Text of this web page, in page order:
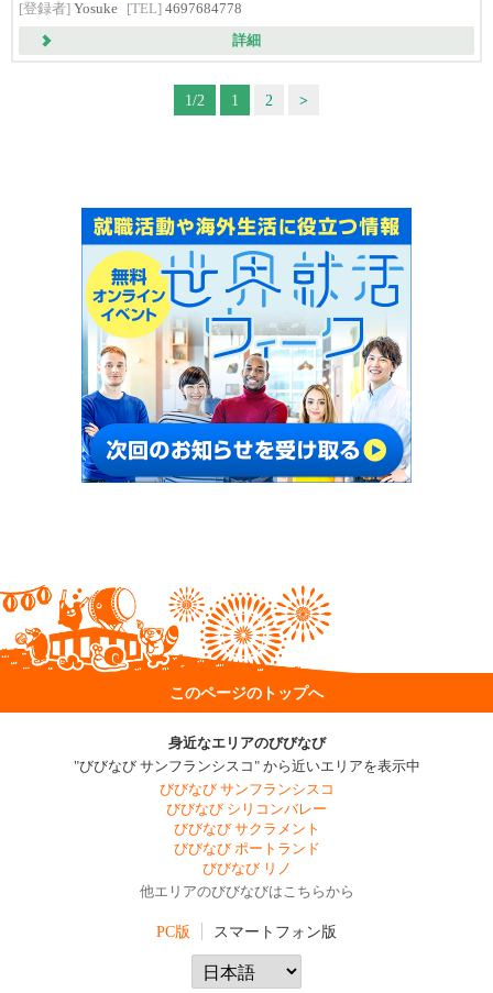
[登録者] Yosuke [TEL] 4697684778
詳細
1/2 1 2 >
このページのトップへ
身近なエリアのびびなび
"びびなび サンフランシスコ" から近いエリアを表示中
びびなび サンフランシスコ
びびなび シリコンバレー
びびなび サクラメント
びびなび ポートランド
びびなび リノ
他エリアのびびなびはこちらから
PC版 スマートフォン版